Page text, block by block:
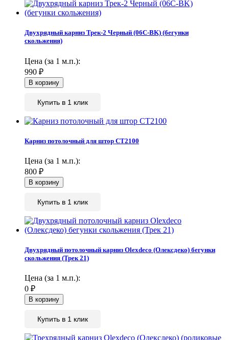
Двухрядный карниз Трек-2 Черный (06С-BK) (бегунки
скольжения)
Цена (за 1 м.п.):
990 ₽
Купить в 1 клик
Карниз потолочный для штор СТ2100
Цена (за 1 м.п.):
800 ₽
Купить в 1 клик
Двухрядный потолочный карниз Olexdeco (Олексдеко) бегунки
скольжения (Трек 21)
Цена (за 1 м.п.):
0 ₽
Купить в 1 клик